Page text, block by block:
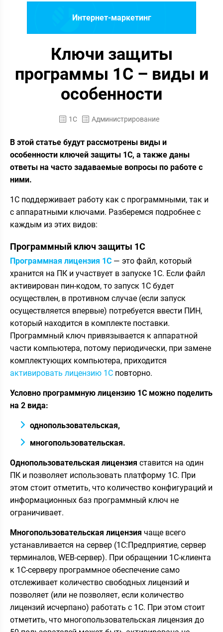
Интернет-маркетинг
Ключи защиты
программы 1С – виды и
особенности
1С Администрирование
В этой статье будут рассмотрены виды и
особенности ключей защиты 1С, а также даны
ответы на часто задаваемые вопросы по работе с
ними.
1С поддерживает работу как с программными, так и
с аппаратными ключами. Разберемся подробнее с
каждым из этих видов:
Программный ключ защиты 1С
Программная лицензия 1С — это файл, который
хранится на ПК и участвует в запуске 1С. Если файл
активирован пин-кодом, то запуск 1С будет
осуществлен, в противном случае (если запуск
осуществляется впервые) потребуется ввести ПИН,
который находится в комплекте поставки.
Программный ключ привязывается к аппаратной
части компьютера, потому периодически, при замене
комплектующих компьютера, приходится
активировать лицензию 1С повторно.
Условно программную лицензию 1С можно поделить
на 2 вида:
однопользовательская,
многопользовательская.
Однопользовательская лицензия ставится на один
ПК и позволяет использовать платформу 1С. При
этом стоит отметить, что количество конфигураций и
информационных баз программный ключ не
ограничивает.
Многопользовательская лицензия чаще всего
устанавливается на сервер (1С:Предприятие, сервер
терминалов, WEB-сервер). При обращении 1С-клиента
к 1С-серверу программное обеспечение само
отслеживает количество свободных лицензий и
позволяет (или не позволяет, если количество
лицензий исчерпано) работать с 1С. При этом стоит
отметить, что многопользовательская лицензия до